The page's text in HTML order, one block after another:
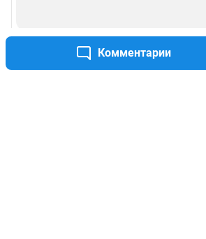
Комментарии